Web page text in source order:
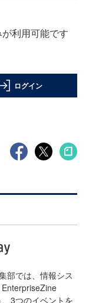
利用可能です
ログイン
部では、情報シス
3つのイベントを